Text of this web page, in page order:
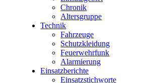
Chronik
Altersgruppe
Technik
Fahrzeuge
Schutzkleidung
Feuerwehrfunk
Alarmierung
Einsatzberichte
Einsatzstichworte